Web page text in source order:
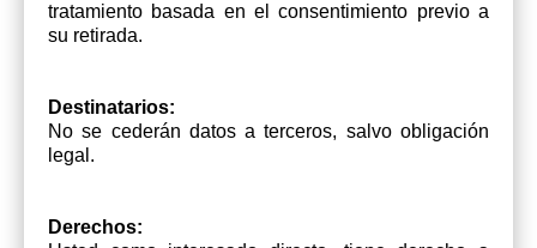
tratamiento basada en el consentimiento previo a
su retirada.
Destinatarios:
No se cederán datos a terceros, salvo obligación
legal.
Derechos: